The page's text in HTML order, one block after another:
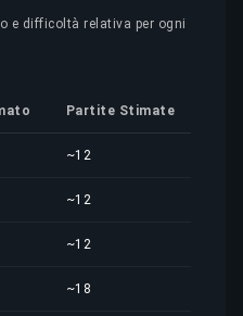
e difficoltà relativa per ogni
Partite Stimate
~12
~12
~12
~18